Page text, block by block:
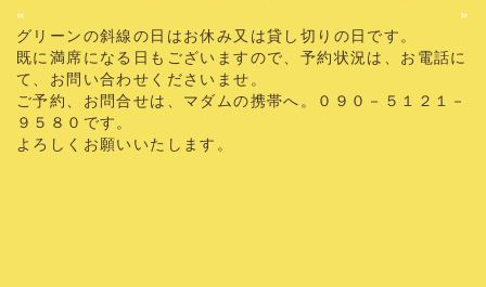
«
»
グリーンの斜線の日はお休み又は貸し切りの日です。
既に満席になる日もございますので、予約状況は、お電話に
て、お問い合わせくださいませ。
ご予約、お問合せは、マダムの携帯へ。０９０－５１２１－
９５８０です。
よろしくお願いいたします。